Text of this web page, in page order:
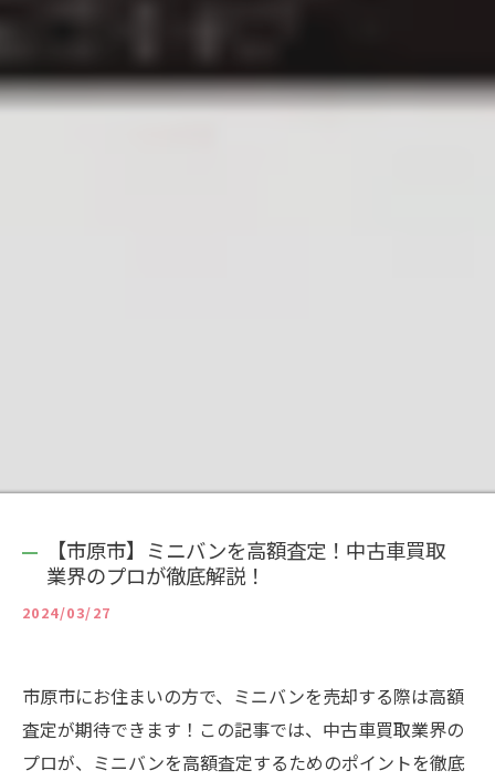
【市原市】ミニバンを高額査定！中古車買取
業界のプロが徹底解説！
2024/03/27
市原市にお住まいの方で、ミニバンを売却する際は高額
査定が期待できます！この記事では、中古車買取業界の
プロが、ミニバンを高額査定するためのポイントを徹底